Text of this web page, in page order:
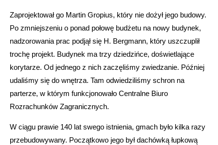
Zaprojektował go Martin Gropius, który nie dożył jego budowy.
Po zmniejszeniu o ponad połowę budżetu na nowy budynek,
nadzorowania prac podjął się H. Bergmann, który uszczuplił
trochę projekt. Budynek ma trzy dziedzińce, doświetlające
korytarze. Od jednego z nich zaczęliśmy zwiedzanie. Później
udaliśmy się do wnętrza. Tam odwiedziliśmy schron na
parterze, w którym funkcjonowało Centralne Biuro
Rozrachunków Zagranicznych.
W ciągu prawie 140 lat swego istnienia, gmach było kilka razy
przebudowywany. Początkowo jego był dachówką łupkową